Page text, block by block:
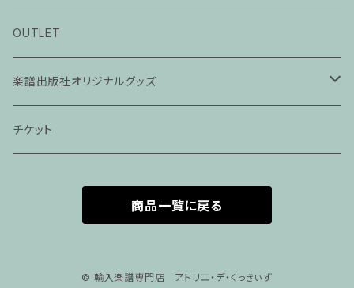
ピアノ科３０分レッスン
ピアノ科４５分レッスン
家族割プラン
家族割適用プラン2
声楽ピアノ４５分レッスン
ヴァイオリンピアノ６０分レッスン
OUTLET
楽譜出版社オリジナルグッズ
アパレル
チケット
商品一覧に戻る
© 輸入楽譜専門店 アトリエ・デ・くっきぃず